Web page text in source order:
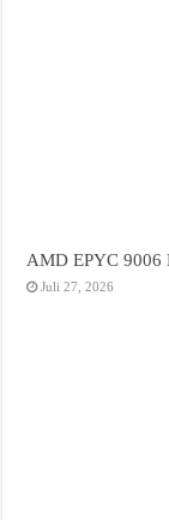
AMD EPYC 9006
Juli 27, 2026